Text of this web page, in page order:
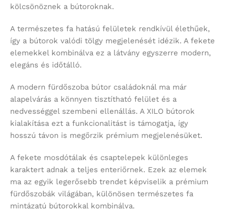
kölcsönöznek a bútoroknak.
A természetes fa hatású felületek rendkívül élethűek,
így a bútorok valódi tölgy megjelenését idézik. A fekete
elemekkel kombinálva ez a látvány egyszerre modern,
elegáns és időtálló.
A modern fürdőszoba bútor családoknál ma már
alapelvárás a könnyen tisztítható felület és a
nedvességgel szembeni ellenállás. A XILO bútorok
kialakítása ezt a funkcionalitást is támogatja, így
hosszú távon is megőrzik prémium megjelenésüket.
A fekete mosdótálak és csaptelepek különleges
karaktert adnak a teljes enteriőrnek. Ezek az elemek
ma az egyik legerősebb trendet képviselik a prémium
fürdőszobák világában, különösen természetes fa
mintázatú bútorokkal kombinálva.